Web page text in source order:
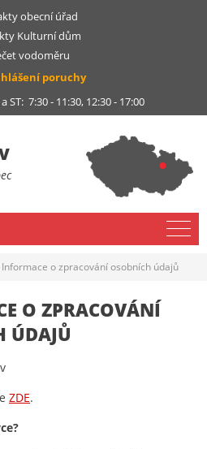
obecní úřad
Kulturní dům
vodoměru
poruchy
7:30 - 11:30, 12:30 - 17:00
Informace o zpracování osobních údajů
O ZPRACOVÁNÍ
ÚDAJŮ
ZDE.